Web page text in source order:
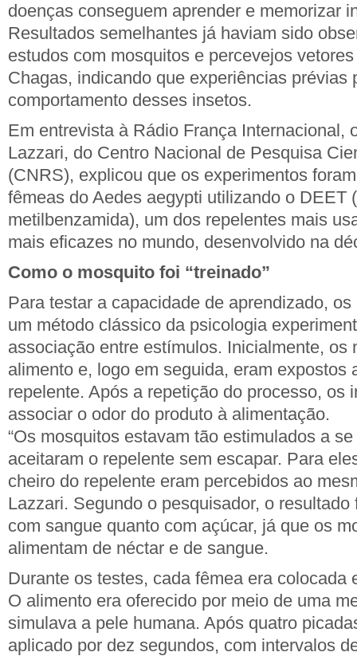
doenças conseguem aprender e memorizar
Resultados semelhantes já haviam sido
estudos com mosquitos e percevejos
Chagas, indicando que experiências prévias
comportamento desses insetos.
Em entrevista à Rádio França Internacional,
Lazzari, do Centro Nacional de Pesquisa
(CNRS), explicou que os experimentos
fêmeas do Aedes aegypti utilizando o DEET
metilbenzamida), um dos repelentes mais
mais eficazes no mundo, desenvolvido na
Como o mosquito foi “treinado”
Para testar a capacidade de aprendizado,
um método clássico da psicologia
associação entre estímulos. Inicialmente, os
alimento e, logo em seguida, eram expostos
repelente. Após a repetição do processo, os
associar o odor do produto à alimentação.
“Os mosquitos estavam tão estimulados a
aceitaram o repelente sem escapar. Para
cheiro do repelente eram percebidos ao
Lazzari. Segundo o pesquisador, o resultado
com sangue quanto com açúcar, já que os
alimentam de néctar e de sangue.
Durante os testes, cada fêmea era colocada
O alimento era oferecido por meio de uma
simulava a pele humana. Após quatro
aplicado por dez segundos, com intervalos